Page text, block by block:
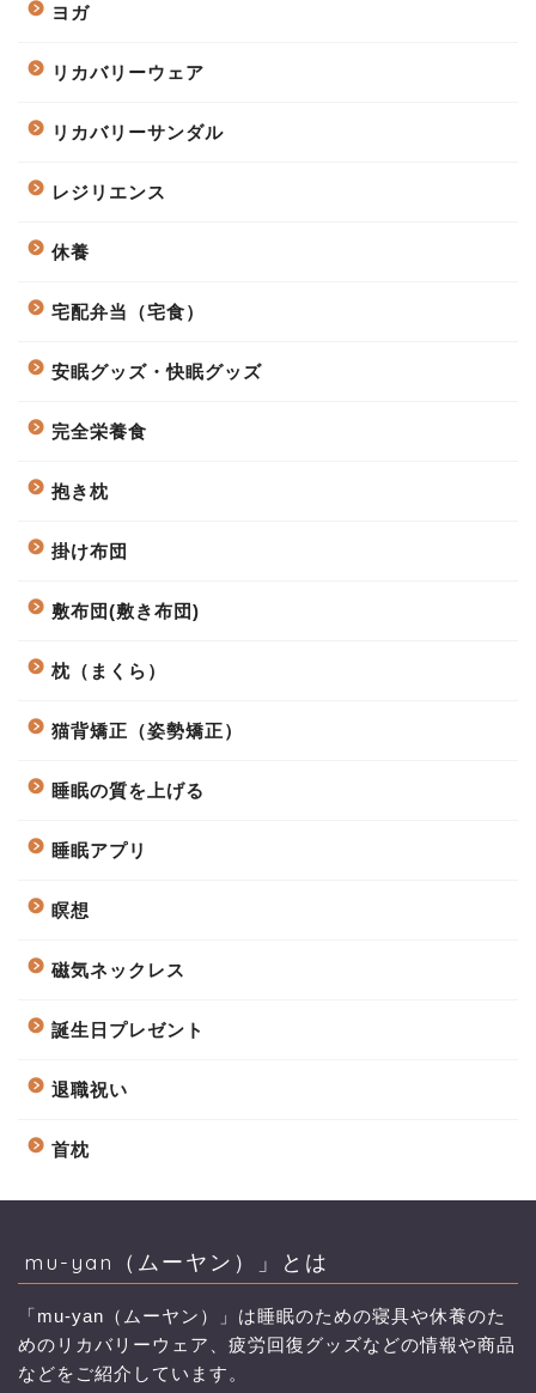
ヨガ
リカバリーウェア
リカバリーサンダル
レジリエンス
休養
宅配弁当（宅食）
安眠グッズ・快眠グッズ
完全栄養食
抱き枕
掛け布団
敷布団(敷き布団)
枕（まくら）
猫背矯正（姿勢矯正）
睡眠の質を上げる
睡眠アプリ
瞑想
磁気ネックレス
誕生日プレゼント
退職祝い
首枕
mu-yan（ムーヤン）」とは
「mu-yan（ムーヤン）」は睡眠のための寝具や休養のた
めのリカバリーウェア、疲労回復グッズなどの情報や商品
などをご紹介しています。